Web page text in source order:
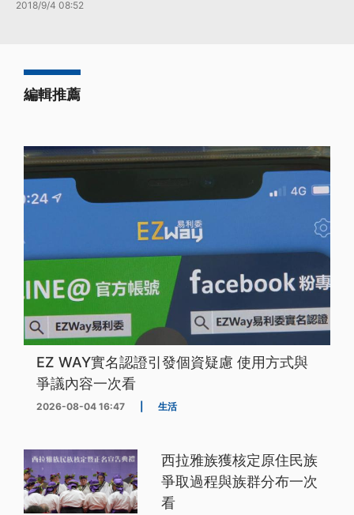
2018/9/4 08:52
編輯推薦
EZ WAY實名認證引發個資疑慮 使用方式與
爭議內容一次看
2026-08-04 16:47 生活
西拉雅族獲核定原住民族
爭取過程與族群分布一次
看